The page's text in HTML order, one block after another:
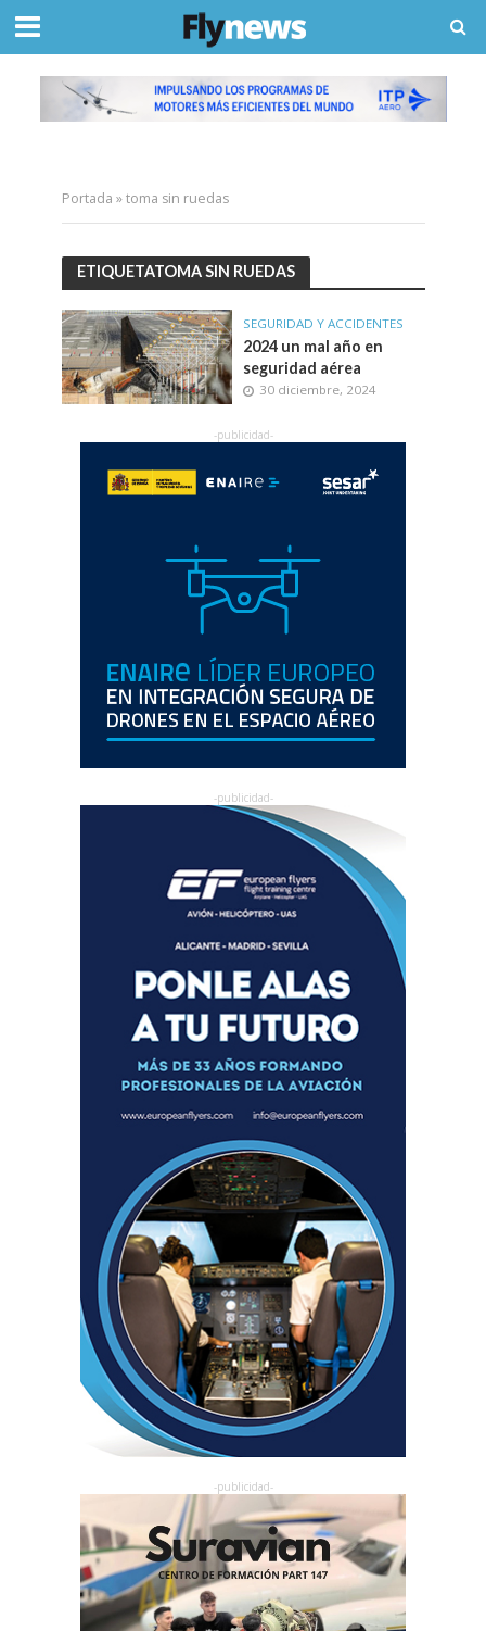
Portada »toma sin ruedas
ETIQUETATOMA SIN RUEDAS
SEGURIDAD Y ACCIDENTES
2024 un mal año en
seguridad aérea
30 diciembre, 2024